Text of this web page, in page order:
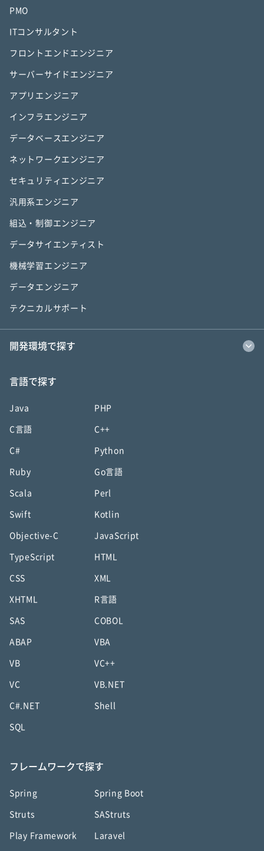
PMO
ITコンサルタント
フロントエンドエンジニア
サーバーサイドエンジニア
アプリエンジニア
インフラエンジニア
データベースエンジニア
ネットワークエンジニア
セキュリティエンジニア
汎用系エンジニア
組込・制御エンジニア
データサイエンティスト
機械学習エンジニア
データエンジニア
テクニカルサポート
開発環境で探す
言語で探す
Java PHP
C言語 C++
C# Python
Ruby Go言語
Scala Perl
Swift Kotlin
Objective-C JavaScript
TypeScript HTML
CSS XML
XHTML R言語
SAS COBOL
ABAP VBA
VB VC++
VC VB.NET
C#.NET Shell
SQL
フレームワークで探す
Spring Spring Boot
Struts SAStruts
Play Framework Laravel